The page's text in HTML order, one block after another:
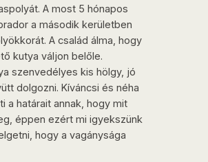
A most 5 hónapos
a második kerületben
A család álma, hogy
kutya váljon belőle.
szenvedélyes kis hölgy, jó
dolgozni. Kíváncsi és néha
a határait annak, hogy mit
éppen ezért mi igyekszünk
hogy a vagánysága